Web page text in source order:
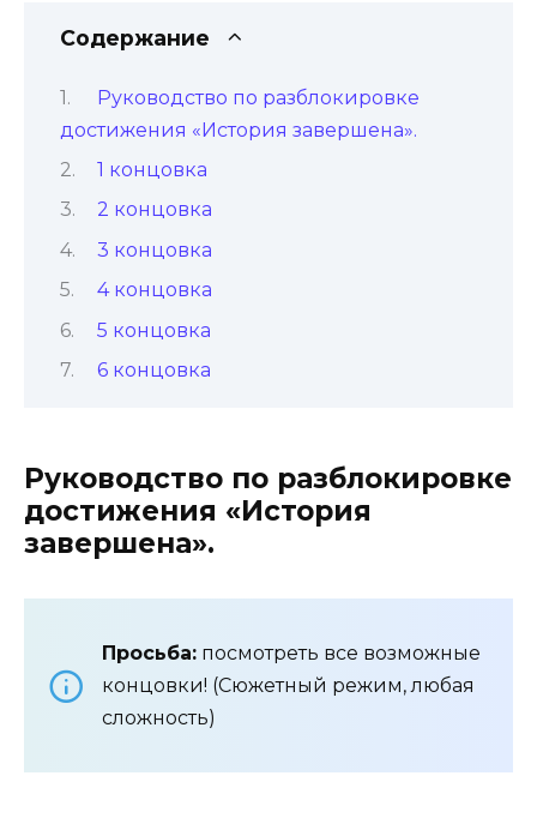
Содержание
Руководство по разблокировке
достижения «История завершена».
1 концовка
2 концовка
3 концовка
4 концовка
5 концовка
6 концовка
Руководство по разблокировке
достижения «История
завершена».
Просьба: посмотреть все возможные
концовки! (Сюжетный режим, любая
сложность)